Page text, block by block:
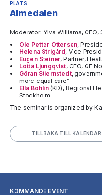
PLATS
Almedalen
Moderator: Ylva Williams,
Ole Petter Ottersen,
Helena Strigård, Vice
Eugen Steiner, Partner,
Lotta Ljungqvist, CEO, GE
Göran Stiernstedt,
more equal care”
Ella Bohlin(KD), Regional
Stockholm
The seminar is organized by
TILLBAKA TILL
KOMMANDE EVENT